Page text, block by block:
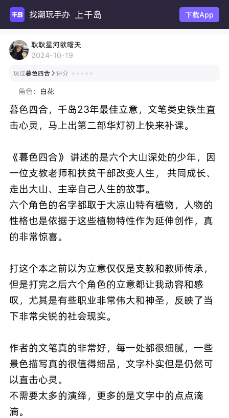
找潮玩手办 上千岛 下载App
耿耿星河欲曙天
2024-10-19
玩过暮色四合 评分
角色： 白花
暮色四合，千岛23年最佳立意，文笔类史铁生直
击心灵，马上出第二部华灯初上快来补课。
《暮色四合》 讲述的是六个大山深处的少年，因
一位支教老师和扶贫干部改变人生， 共同成长、
走出大山、主宰自己人生的故事。
六个角色的名字都取于大凉山特有植物，人物的
性格也是依据于这些植物特性作为延伸创作，真
的非常惊喜。
打这个本之前以为立意仅仅是支教和教师传承，
但是打完之后六个角色的立意都让我动容和感
叹，尤其是有些职业非常伟大和神圣，反映了当
下非常尖锐的社会现实。
作者的文笔真的非常好，每一处都很细腻，一些
景色描写真的很值得细品，文字朴实但是仍然可
以直击心灵。
不需要太多的演绎，更多的是文字中的点点滴
滴。